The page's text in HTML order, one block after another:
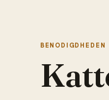
BENODIGDHEDEN